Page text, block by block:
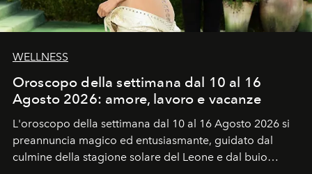
WELLNESS
Oroscopo della settimana dal 10 al 16
Agosto 2026: amore, lavoro e vacanze
L'oroscopo della settimana dal 10 al 16 Agosto 2026 si
preannuncia magico ed entusiasmante, guidato dal
culmine della stagione solare del Leone e dal buio